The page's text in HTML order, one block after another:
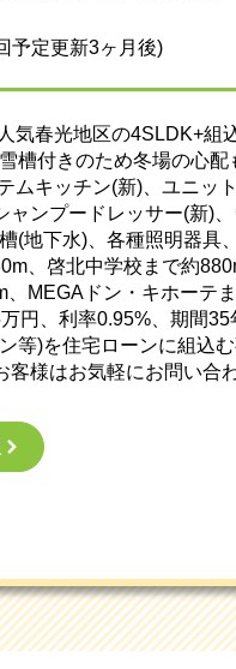
予定更新3ヶ月後)
気春光地区の4SLDK+組
槽付きのため冬場の心
ムキッチン(新)、ユニッ
ャンプードレッサー(新)
(地下水)、各種照明器
、啓北中学校まで約
、MEGAドン・キホーテ
円、利率0.95%、期間
等)を住宅ローンに組込
客様はお気軽にお問い合